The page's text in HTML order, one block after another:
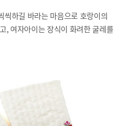
씩하길 바라는 마음으로 호랑이의
, 여자아이는 장식이 화려한 굴레를